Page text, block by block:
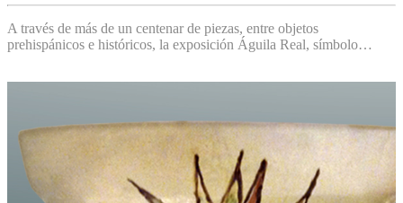
A través de más de un centenar de piezas, entre objetos
prehispánicos e históricos, la exposición Águila Real, símbolo…